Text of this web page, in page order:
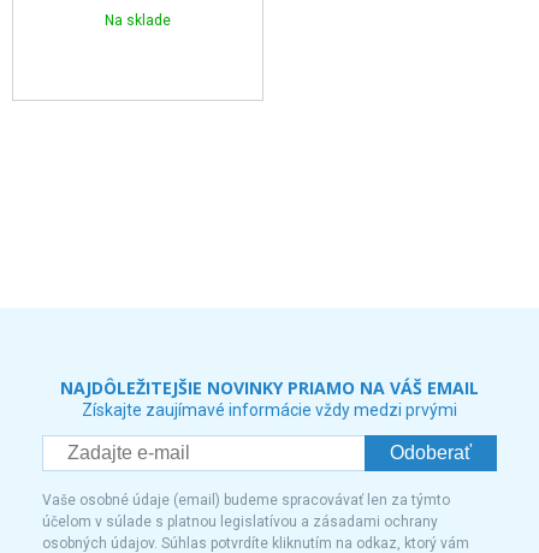
Na sklade
NAJDÔLEŽITEJŠIE NOVINKY PRIAMO NA VÁŠ EMAIL
Získajte zaujímavé informácie vždy medzi prvými
Odoberať
Vaše osobné údaje (email) budeme spracovávať len za týmto
účelom v súlade s platnou legislatívou a zásadami ochrany
osobných údajov. Súhlas potvrdíte kliknutím na odkaz, ktorý vám